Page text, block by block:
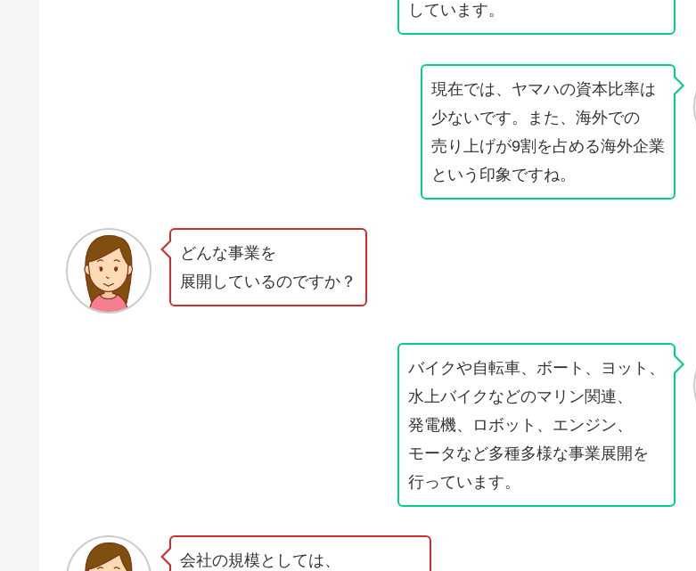
しています。
現在では、ヤマハの資本比率は
少ないです。また、海外での
売り上げが9割を占める海外企業
という印象ですね。
どんな事業を
展開しているのですか？
バイクや自転車、ボート、ヨット、
水上バイクなどのマリン関連、
発電機、ロボット、エンジン、
モータなど多種多様な事業展開を
行っています。
会社の規模としては、